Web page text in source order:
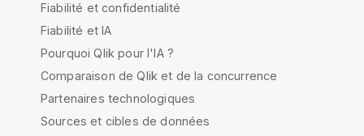
Fiabilité et confidentialité
Fiabilité et IA
Pourquoi Qlik pour l'IA ?
Comparaison de Qlik et de la concurrence
Partenaires technologiques
Sources et cibles de données